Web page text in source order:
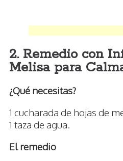
2. Remedio con
Melisa para
¿Qué necesitas?
1 cucharada de hojas de
1 taza de agua.
El remedio